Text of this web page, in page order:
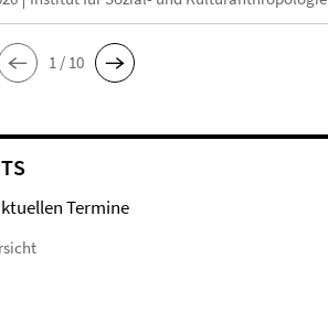
1 / 10
Termine